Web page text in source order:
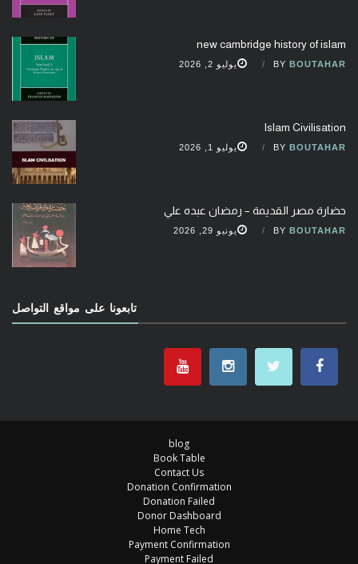
new cambridge history of islam
BY BOUTAHAR يوليو 2, 2026
Islam Civilisation
BY BOUTAHAR يوليو 1, 2026
حضارة مصر القديمة – رمضان عبده علي
BY BOUTAHAR يونيو 29, 2026
تابعونا على مواقع التواصل
blog
Book Table
Contact Us
Donation Confirmation
Donation Failed
Donor Dashboard
Home Tech
Payment Confirmation
Payment Failed